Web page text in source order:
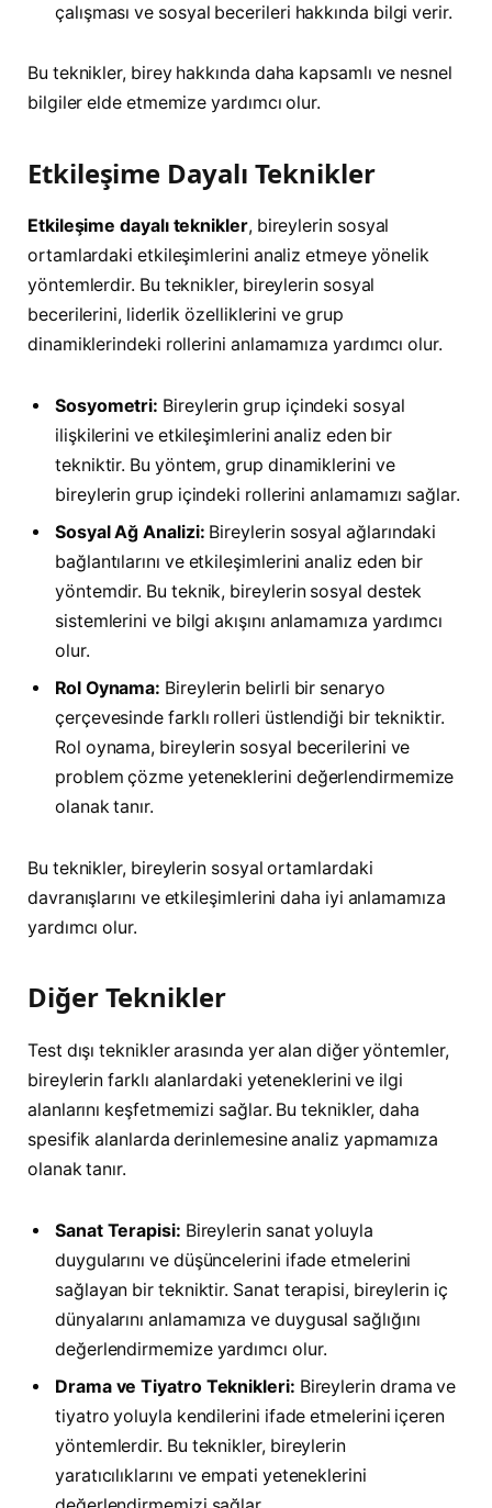
çalışması ve sosyal becerileri hakkında bilgi verir.
Bu teknikler, birey hakkında daha kapsamlı ve nesnel
bilgiler elde etmemize yardımcı olur.
Etkileşime Dayalı Teknikler
Etkileşime dayalı teknikler, bireylerin sosyal
ortamlardaki etkileşimlerini analiz etmeye yönelik
yöntemlerdir. Bu teknikler, bireylerin sosyal
becerilerini, liderlik özelliklerini ve grup
dinamiklerindeki rollerini anlamamıza yardımcı olur.
Sosyometri: Bireylerin grup içindeki sosyal
ilişkilerini ve etkileşimlerini analiz eden bir
tekniktir. Bu yöntem, grup dinamiklerini ve
bireylerin grup içindeki rollerini anlamamızı sağlar.
Sosyal Ağ Analizi: Bireylerin sosyal ağlarındaki
bağlantılarını ve etkileşimlerini analiz eden bir
yöntemdir. Bu teknik, bireylerin sosyal destek
sistemlerini ve bilgi akışını anlamamıza yardımcı
olur.
Rol Oynama: Bireylerin belirli bir senaryo
çerçevesinde farklı rolleri üstlendiği bir tekniktir.
Rol oynama, bireylerin sosyal becerilerini ve
problem çözme yeteneklerini değerlendirmemize
olanak tanır.
Bu teknikler, bireylerin sosyal ortamlardaki
davranışlarını ve etkileşimlerini daha iyi anlamamıza
yardımcı olur.
Diğer Teknikler
Test dışı teknikler arasında yer alan diğer yöntemler,
bireylerin farklı alanlardaki yeteneklerini ve ilgi
alanlarını keşfetmemizi sağlar. Bu teknikler, daha
spesifik alanlarda derinlemesine analiz yapmamıza
olanak tanır.
Sanat Terapisi: Bireylerin sanat yoluyla
duygularını ve düşüncelerini ifade etmelerini
sağlayan bir tekniktir. Sanat terapisi, bireylerin iç
dünyalarını anlamamıza ve duygusal sağlığını
değerlendirmemize yardımcı olur.
Drama ve Tiyatro Teknikleri: Bireylerin drama ve
tiyatro yoluyla kendilerini ifade etmelerini içeren
yöntemlerdir. Bu teknikler, bireylerin
yaratıcılıklarını ve empati yeteneklerini